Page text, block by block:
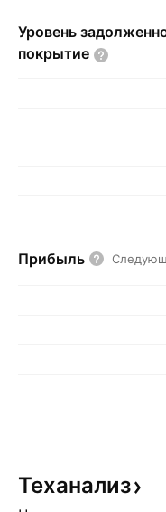
Уровень
покрытие
Прибыль
Теханализ